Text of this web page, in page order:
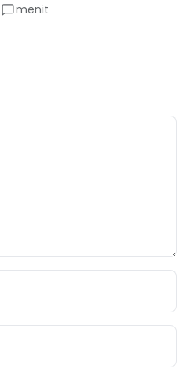
menit